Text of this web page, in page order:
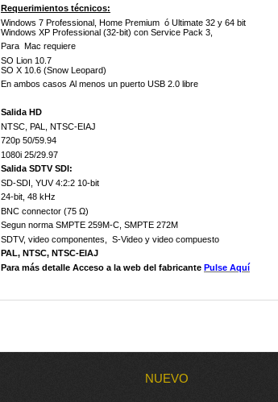
Requerimientos técnicos:
Windows 7 Professional, Home Premium ó Ultimate 32 y 64 bit
Windows XP Professional (32-bit) con Service Pack 3,
Para Mac requiere
SO Lion 10.7
SO X 10.6 (Snow Leopard)
En ambos casos Al menos un puerto USB 2.0 libre
Salida HD
NTSC, PAL, NTSC-EIAJ
720p 50/59.94
1080i 25/29.97
Salida SDTV SDI:
SD-SDI, YUV 4:2:2 10-bit
24-bit, 48 kHz
BNC connector (75 Ω)
Segun norma SMPTE 259M-C, SMPTE 272M
SDTV, video componentes, S-Video y video compuesto
PAL, NTSC, NTSC-EIAJ
Para más detalle Acceso a la web del fabricante Pulse Aquí
NUEVO